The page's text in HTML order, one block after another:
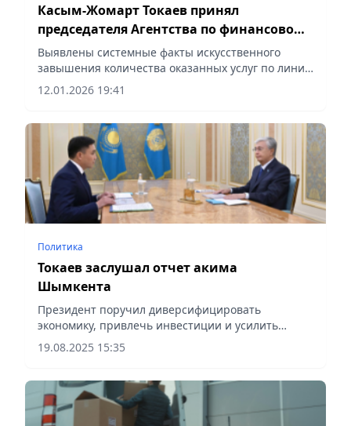
Касым-Жомарт Токаев принял
председателя Агентства по финансовому
мониторингу Жаната Элиманова
Выявлены системные факты искусственного
завышения количества оказанных услуг по линии
ОСМС, сообщает Vecher.kz.
12.01.2026 19:41
Политика
Токаев заслушал отчет акима
Шымкента
Президент поручил диверсифицировать
экономику, привлечь инвестиции и усилить
развитие инфраструктуры города
19.08.2025 15:35